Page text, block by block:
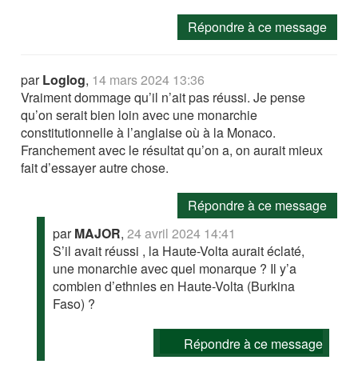
Répondre à ce message
parLoglog, 14 mars 2024 13:36
Vraiment dommage qu’il n’ait pas réussi. Je pense
qu’on serait bien loin avec une monarchie
constitutionnelle à l’anglaise où à la Monaco.
Franchement avec le résultat qu’on a, on aurait mieux
fait d’essayer autre chose.
Répondre à ce message
parMAJOR,24 avril 2024 14:41
S’il avait réussi , la Haute-Volta aurait éclaté,
une monarchie avec quel monarque ? Il y’a
combien d’ethnies en Haute-Volta (Burkina
Faso) ?
Répondre à ce message